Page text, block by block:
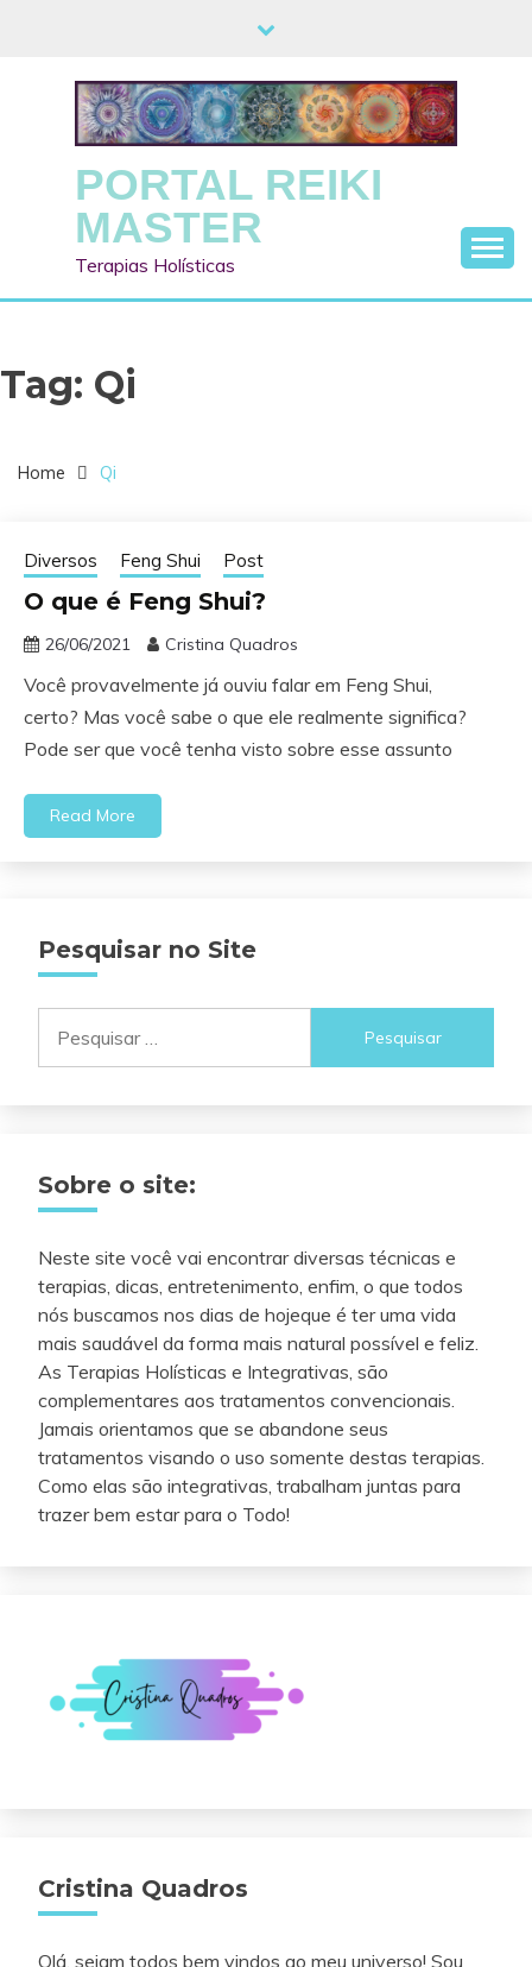
PORTAL REIKI
MASTER
Terapias Holísticas
Tag: Qi
Home Qi
Diversos Feng Shui Post
O que é Feng Shui?
26/06/2021 Cristina Quadros
Você provavelmente já ouviu falar em Feng Shui,
certo? Mas você sabe o que ele realmente significa?
Pode ser que você tenha visto sobre esse assunto
Read More
Pesquisar no Site
por:
Sobre o site:
Neste site você vai encontrar diversas técnicas e
terapias, dicas, entretenimento, enfim, o que todos
nós buscamos nos dias de hojeque é ter uma vida
mais saudável da forma mais natural possível e feliz.
As Terapias Holísticas e Integrativas, são
complementares aos tratamentos convencionais.
Jamais orientamos que se abandone seus
tratamentos visando o uso somente destas terapias.
Como elas são integrativas, trabalham juntas para
trazer bem estar para o Todo!
Cristina Quadros
Olá, sejam todos bem vindos ao meu universo! Sou